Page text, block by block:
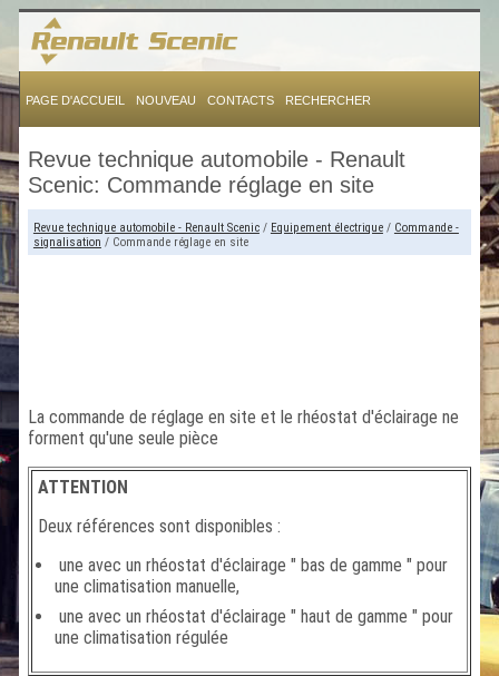
PAGE D'ACCUEIL NOUVEAU CONTACTS RECHERCHER
Revue technique automobile - Renault
Scenic: Commande réglage en site
Revue technique automobile - Renault Scenic/ Equipement électrique/ Commande -
signalisation / Commande réglage en site
La commande de réglage en site et le rhéostat d'éclairage ne
forment qu'une seule pièce
ATTENTION
Deux références sont disponibles :
une avec un rhéostat d'éclairage " bas de gamme " pour
une climatisation manuelle,
une avec un rhéostat d'éclairage " haut de gamme " pour
une climatisation régulée